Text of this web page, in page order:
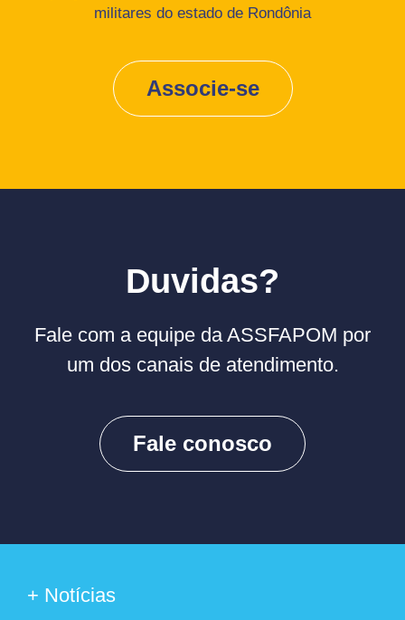
militares do estado de Rondônia
Associe-se
Duvidas?
Fale com a equipe da ASSFAPOM por
um dos canais de atendimento.
Fale conosco
+ Notícias